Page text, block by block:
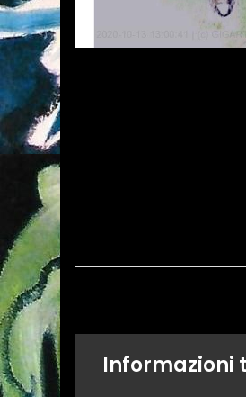
Informazioni